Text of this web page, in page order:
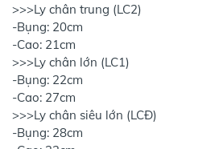
>>>Ly chân trung (LC2)
-Bụng: 20cm
-Cao: 21cm
>>>Ly chân lớn (LC1)
-Bụng: 22cm
-Cao: 27cm
>>>Ly chân siêu lớn (LCĐ)
-Bụng: 28cm